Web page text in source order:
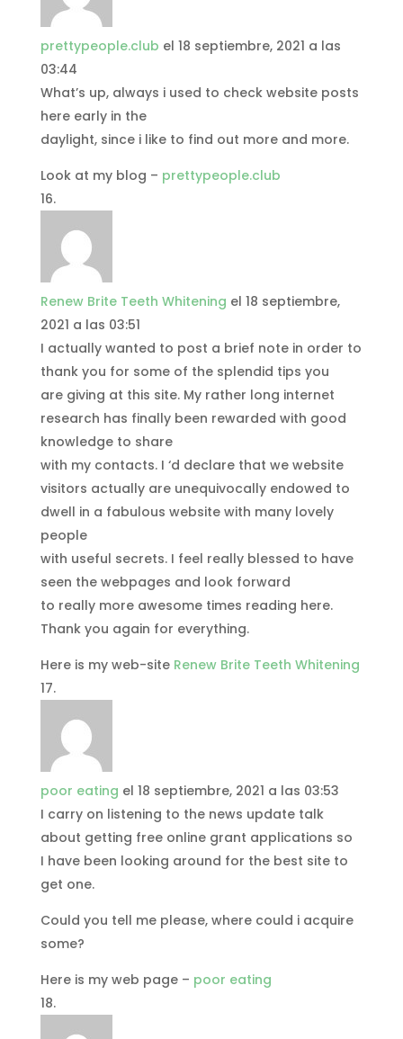
prettypeople.club el 18 septiembre, 2021 a las
03:44
What’s up, always i used to check website posts
here early in the
daylight, since i like to find out more and more.
Look at my blog – prettypeople.club
Renew Brite Teeth Whitening el 18 septiembre,
2021 a las 03:51
I actually wanted to post a brief note in order to
thank you for some of the splendid tips you
are giving at this site. My rather long internet
research has finally been rewarded with good
knowledge to share
with my contacts. I ‘d declare that we website
visitors actually are unequivocally endowed to
dwell in a fabulous website with many lovely
people
with useful secrets. I feel really blessed to have
seen the webpages and look forward
to really more awesome times reading here.
Thank you again for everything.
Here is my web-site Renew Brite Teeth Whitening
poor eating el 18 septiembre, 2021 a las 03:53
I carry on listening to the news update talk
about getting free online grant applications so
I have been looking around for the best site to
get one.
Could you tell me please, where could i acquire
some?
Here is my web page – poor eating